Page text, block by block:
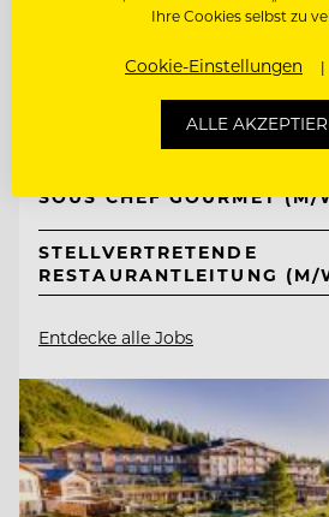
Resorts
06536 Südharz/ OT Stolberg,
SOUS CHEF GOURMET (M/
STELLVERTRETENDE
RESTAURANTLEITUNG (M/
Entdecke alle Jobs
Ihre Cookies selbst zu
Cookie-Einstellungen
ALLE